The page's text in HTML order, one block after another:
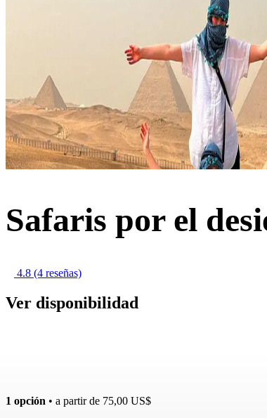
Safaris por el
4.8 (4 reseñas)
Ver disponibilidad
1 opción • a partir de 75,00 US$